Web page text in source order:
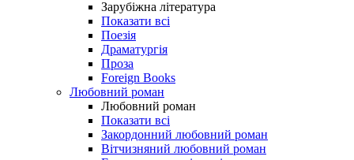
Зарубіжна література
Показати всі
Поезія
Драматургія
Проза
Foreign Books
Любовний роман
Любовний роман
Показати всі
Закордонний любовний роман
Вітчизняний любовний роман